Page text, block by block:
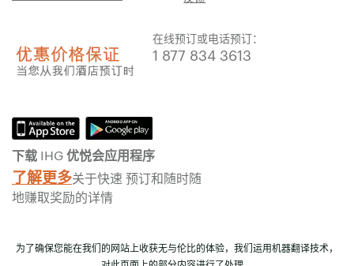
在线预订或电话预订：
1 877 834 3613
下载 IHG 优悦会应用程序
了解更多关于快速 预订和随时随
地赚取奖励的详情
为了确保您能在我们的网站上收获无与伦比的体验，我们运用机器翻译技术，